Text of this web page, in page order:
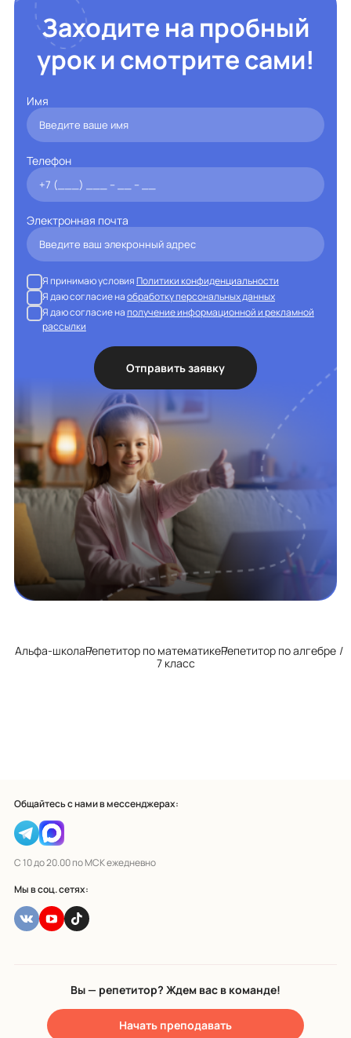
Заходите на пробный
урок и смотрите сами!
Имя
Телефон
Электронная почта
Я принимаю условияПолитики конфиденциальности
Я даю согласие наобработку персональных данных
Я даю согласие наполучение информационной и рекламной
рассылки
Отправить заявку
Альфа-школаРепетитор по математикеРепетитор по алгебре
7 класс
Общайтесь с нами в мессенджерах:
С 10 до 20.00 по МСК ежедневно
Мы в соц. сетях:
Вы — репетитор? Ждем вас в команде!
Начать преподавать